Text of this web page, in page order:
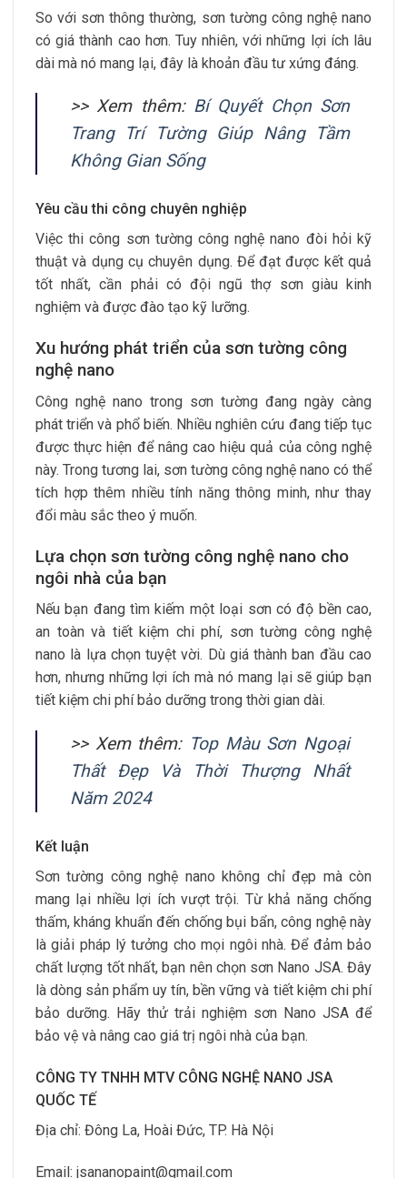
So với sơn thông thường, sơn tường công nghệ nano
có giá thành cao hơn. Tuy nhiên, với những lợi ích lâu
dài mà nó mang lại, đây là khoản đầu tư xứng đáng.
>> Xem thêm: Bí Quyết Chọn Sơn
Trang Trí Tường Giúp Nâng Tầm
Không Gian Sống
Yêu cầu thi công chuyên nghiệp
Việc thi công sơn tường công nghệ nano đòi hỏi kỹ
thuật và dụng cụ chuyên dụng. Để đạt được kết quả
tốt nhất, cần phải có đội ngũ thợ sơn giàu kinh
nghiệm và được đào tạo kỹ lưỡng.
Xu hướng phát triển của sơn tường công
nghệ nano
Công nghệ nano trong sơn tường đang ngày càng
phát triển và phổ biến. Nhiều nghiên cứu đang tiếp tục
được thực hiện để nâng cao hiệu quả của công nghệ
này. Trong tương lai, sơn tường công nghệ nano có thể
tích hợp thêm nhiều tính năng thông minh, như thay
đổi màu sắc theo ý muốn.
Lựa chọn sơn tường công nghệ nano cho
ngôi nhà của bạn
Nếu bạn đang tìm kiếm một loại sơn có độ bền cao,
an toàn và tiết kiệm chi phí, sơn tường công nghệ
nano là lựa chọn tuyệt vời. Dù giá thành ban đầu cao
hơn, nhưng những lợi ích mà nó mang lại sẽ giúp bạn
tiết kiệm chi phí bảo dưỡng trong thời gian dài.
>> Xem thêm: Top Màu Sơn Ngoại
Thất Đẹp Và Thời Thượng Nhất
Năm 2024
Kết luận
Sơn tường công nghệ nano không chỉ đẹp mà còn
mang lại nhiều lợi ích vượt trội. Từ khả năng chống
thấm, kháng khuẩn đến chống bụi bẩn, công nghệ này
là giải pháp lý tưởng cho mọi ngôi nhà. Để đảm bảo
chất lượng tốt nhất, bạn nên chọn sơn Nano JSA. Đây
là dòng sản phẩm uy tín, bền vững và tiết kiệm chi phí
bảo dưỡng. Hãy thử trải nghiệm sơn Nano JSA để
bảo vệ và nâng cao giá trị ngôi nhà của bạn.
CÔNG TY TNHH MTV CÔNG NGHỆ NANO JSA
QUỐC TẾ
Địa chỉ: Đông La, Hoài Đức, TP. Hà Nội
Email: jsananopaint@gmail.com